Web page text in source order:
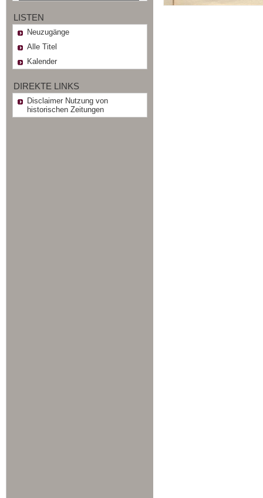
LISTEN
Neuzugänge
Alle Titel
Kalender
DIREKTE LINKS
Disclaimer Nutzung von
historischen Zeitungen